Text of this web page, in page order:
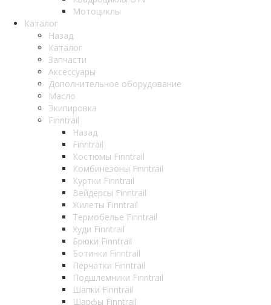
Мотоциклы
Каталог
Назад
Каталог
Запчасти
Аксессуары
Дополнительное оборудование
Масло
Экипировка
Finntrail
Назад
Finntrail
Костюмы Finntrail
Комбинезоны Finntrail
Куртки Finntrail
Вейдерсы Finntrail
Жилеты Finntrail
Термобелье Finntrail
Худи Finntrail
Брюки Finntrail
Ботинки Finntrail
Перчатки Finntrail
Подшлемники Finntrail
Шапки Finntrail
Шарфы Finntrail